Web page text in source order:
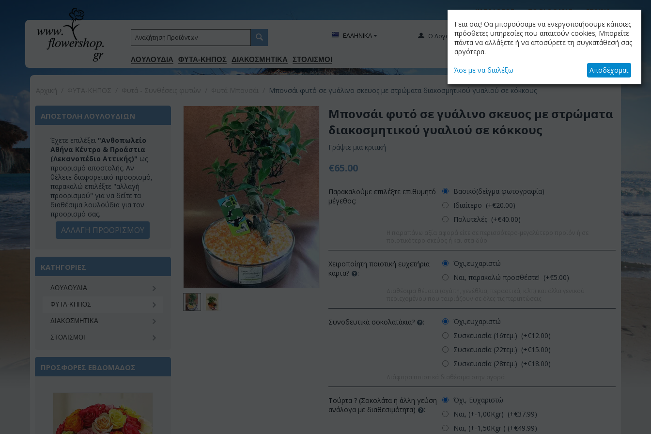
ΚΑΤΑΛΟΓΟΣ ΤΟ BLOG ΜΑΣ ΕΤΑΙΡΙΑ
ΛΟΥΛΟΥΔΙΑ ΦΥΤΑ-ΚΗΠΟΣ ΔΙΑΚΟΣΜΗΤΙΚA ΣΤΟΛΙΣΜΟΙ
Ο Λογαριασμός μου
ΕΛΛΗΝΙΚΑ
+30.210.9319884
ΚΑΛΆΘΙ
Το καλάθι είναι άδειο
Μπονσάι φυτό σε γυάλινο σκευος με στρώματα διακοσμητικού γυαλιού σε κόκκους
ΑΠΟΣΤΟΛΗ ΛΟΥΛΟΥΔΙΩΝ
Έχετε επιλέξει "Ανθοπωλείο
Αθήνα Κέντρο & Προάστια
(Λεκανοπέδιο Αττικής)" ως
προορισμό αποστολής. Αν
θέλετε διαφορετικό προορισμό,
παρακαλώ επιλέξτε "αλλαγή
προορισμού" για να δείτε τα
διαθέσιμα λουλούδια για τον
προορισμό σας.
ΑΛΛΑΓΗ ΠΡΟΟΡΙΣΜΟΥ
ΚΑΤΗΓΟΡΙΕΣ
ΛΟΥΛΟΥΔΙΑ
ΦΥΤΑ-ΚΗΠΟΣ
ΔΙΑΚΟΣΜΗΤΙΚA
ΣΤΟΛΙΣΜΟΙ
ΠΡΟΣΦΟΡΕΣ ΕΒΔΟΜΑΔΟΣ
Έκπτωση 11%
Μπονσάι φυτό σε γυάλινο σκευος με στρώματα
διακοσμητικού γυαλιού σε κόκκους
Γράψτε μια κριτική
€65.00
Παρακαλούμε επιλέξτε επιθυμητό
μέγεθος:
Βασικό(δείγμα φωτογραφία)
Ιδιαίτερο (+€20.00)
Πολυτελές (+€40.00)
Χειροποίητη ποιοτική ευχετήρια
κάρτα?
:
Όχι,ευχαριστώ
Ναι, παρακαλώ προσθέστε! (+€5.00)
Συνοδευτικά σοκολατάκια? :
Όχι,ευχαριστώ
Συσκευασία (16τεμ.) (+€12.00)
Συσκευασία (22τεμ.) (+€15.00)
Συσκευασία (28τεμ.) (+€18.00)
Τούρτα ? (Σοκολάτα ή άλλη γεύση
ανάλογα με διαθεσιμότητα)
:
Όχι, Ευχαριστώ
Ναι, (+-1,00Kgr) (+€37.99)
Ναι, (+-1,50Kgr ) (+€49.99)
Γεια σας! Θα μπορούσαμε να ενεργοποιήσουμε κάποιες
πρόσθετες υπηρεσίες που απαιτούν cookies; Μπορείτε
πάντα να αλλάξετε ή να αποσύρετε τη συγκατάθεσή σας
αργότερα.
Άσε με να διαλέξω Αποδέχομαι